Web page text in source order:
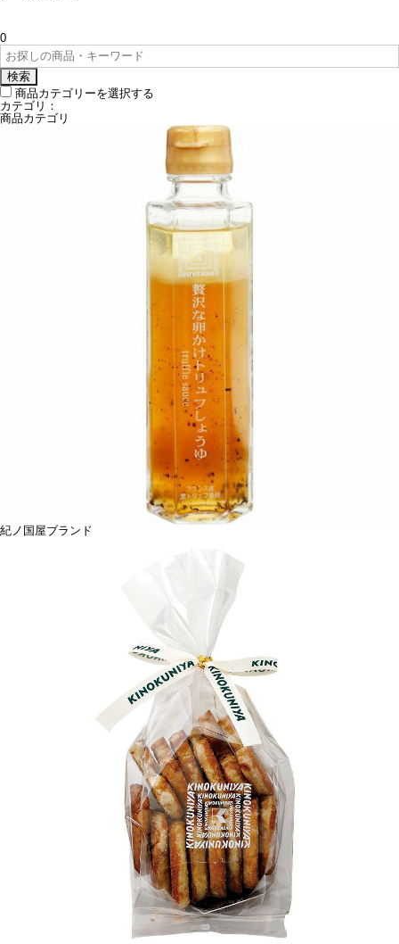
0
検索
商品カテゴリーを選択する
カテゴリ：
商品カテゴリ
紀ノ国屋ブランド